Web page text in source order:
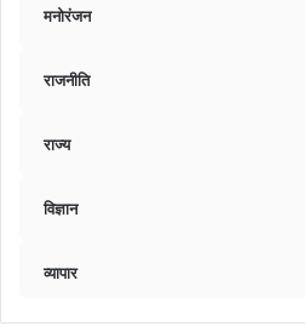
मनोरंजन
राजनीति
राज्य
विज्ञान
व्यापार